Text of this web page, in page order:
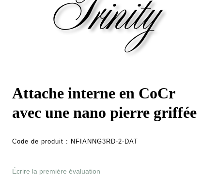
Attache interne en CoCr
avec une nano pierre griffée
Code de produit : NFIANNG3RD-2-DAT
Écrire la première évaluation